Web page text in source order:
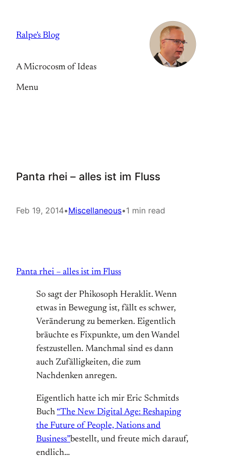
content
Ralpe's Blog
A Microcosm of Ideas
Menu
Panta rhei – alles ist im Fluss
Feb 19, 2014•Miscellaneous•1 min read
Panta rhei – alles ist im Fluss
So sagt der Phikosoph Heraklit. Wenn
etwas in Bewegung ist, fällt es schwer,
Veränderung zu bemerken. Eigentlich
bräuchte es Fixpunkte, um den Wandel
festzustellen. Manchmal sind es dann
auch Zufälligkeiten, die zum
Nachdenken anregen.
Eigentlich hatte ich mir Eric Schmitds
Buch“The New Digital Age: Reshaping
the Future of People, Nations and
Business”bestellt, und freute mich darauf,
endlich…